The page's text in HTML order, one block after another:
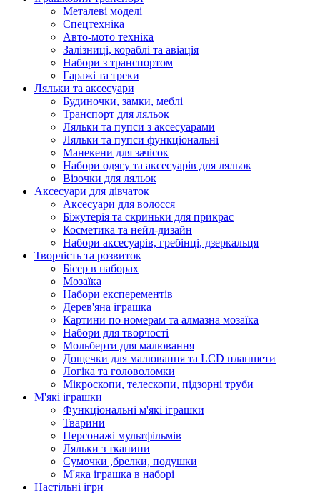
Металеві моделі
Спецтехніка
Авто-мото техніка
Залізниці, кораблі та авіація
Набори з транспортом
Гаражі та треки
Ляльки та аксесуари
Будиночки, замки, меблі
Транспорт для ляльок
Ляльки та пупси з аксесуарами
Ляльки та пупси функціональні
Манекени для зачісок
Набори одягу та аксесуарів для ляльок
Візочки для ляльок
Аксесуари для дівчаток
Аксесуари для волосся
Біжутерія та скриньки для прикрас
Косметика та нейл-дизайн
Набори аксесуарів, гребінці, дзеркальця
Творчість та розвиток
Бісер в наборах
Мозаїка
Набори експерементів
Дерев'яна іграшка
Картини по номерам та алмазна мозаїка
Набори для творчості
Мольберти для малювання
Дощечки для малювання та LCD планшети
Логіка та головоломки
Мікроскопи, телескопи, підзорні труби
М'які іграшки
Функціональні м'які іграшки
Тварини
Персонажі мультфільмів
Ляльки з тканини
Сумочки ,брелки, подушки
М'яка іграшка в наборі
Настільні ігри